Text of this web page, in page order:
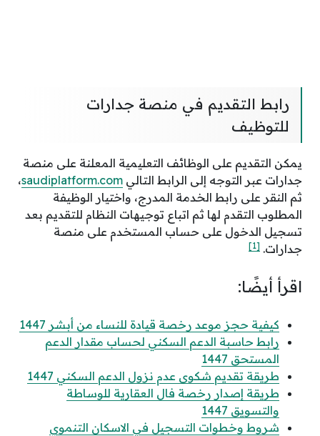
رابط التقديم في منصة جدارات
للتوظيف
يمكن التقديم على الوظائف التعليمية المعلنة على منصة
جدارات عبر التوجه إلى الرابط التالي saudiplatform.com،
ثم النقر على رابط الخدمة المدرج، واختيار الوظيفة
المطلوب التقدم لها ثم اتباع توجيهات النظام للتقديم بعد
تسجيل الدخول على حساب المستخدم على منصة
جدارات. [1]
اقرأ أيضًا:
كيفية حجز موعد رخصة قيادة للنساء من أبشر 1447
رابط حاسبة الدعم السكني لحساب مقدار الدعم
المستحق 1447
طريقة تقديم شكوى عدم نزول الدعم السكني 1447
طريقة إصدار رخصة فال العقارية للوساطة
والتسويق 1447
شروط وخطوات التسجيل في الاسكان التنموي